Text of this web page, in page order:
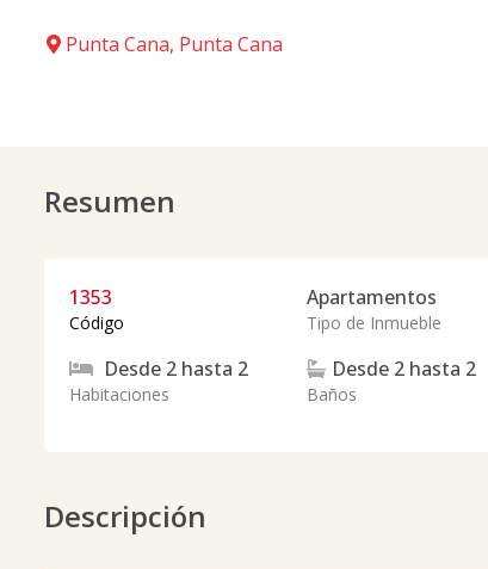
Punta Cana, Punta Cana
Resumen
1353
Código
Apartamentos
Tipo de Inmueble
Desde 2 hasta 2
Habitaciones
Desde 2hasta 2
Baños
Descripción